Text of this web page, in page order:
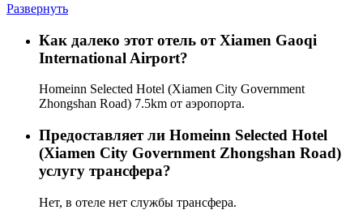
Развернуть
Как далеко этот отель от Xiamen Gaoqi
International Airport?
Homeinn Selected Hotel (Xiamen City Government
Zhongshan Road) 7.5km от аэропорта.
Предоставляет ли Homeinn Selected Hotel
(Xiamen City Government Zhongshan Road)
услугу трансфера?
Нет, в отеле нет службы трансфера.